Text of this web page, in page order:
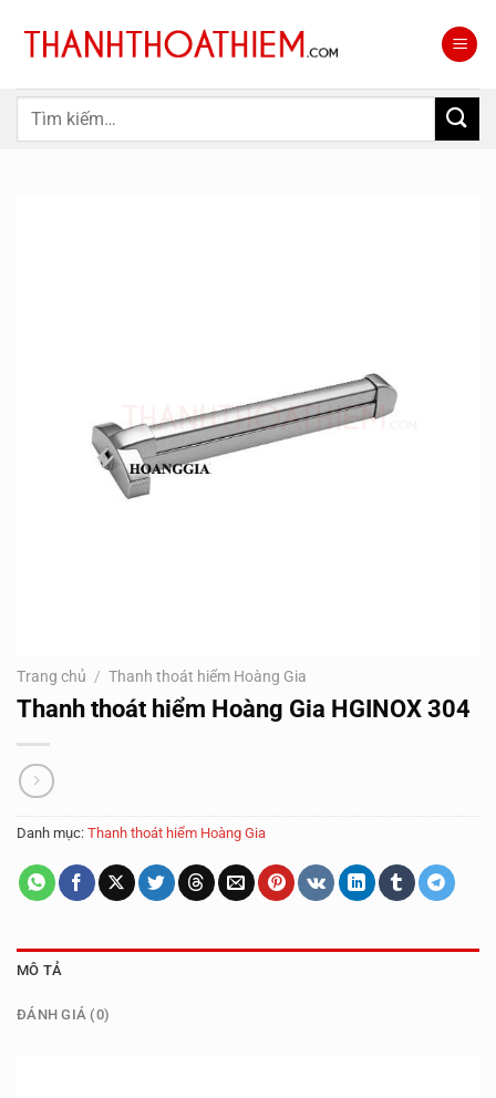
qua
dung
Tìm
Trang chủ / Thanh thoát hiểm Hoàng Gia
Thanh thoát hiểm Hoàng Gia HGINOX 304
Danh mục: Thanh thoát hiểm Hoàng Gia
MÔ TẢ
ĐÁNH GIÁ (0)